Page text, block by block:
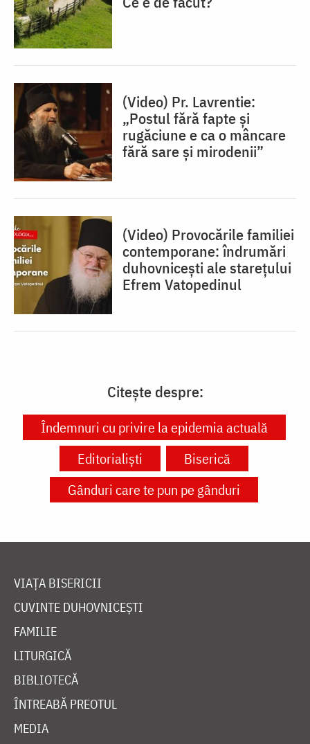
(Video) Pr. Lavrentie:
„Postul fără fapte și
rugăciune e ca o mâncare
fără sare și mirodenii”
(Video) Provocările familiei
contemporane: îndrumări
duhovnicești ale starețului
Efrem Vatopedinul
Citește despre:
Îndemnuri cu privire la epidemia actuală
Editorialiști
Biserică
Gânduri care te pun pe gânduri
VIAȚA BISERICII
CUVINTE DUHOVNICEȘTI
FAMILIE
LITURGICĂ
BIBLIOTECĂ
ÎNTREABĂ PREOTUL
MEDIA